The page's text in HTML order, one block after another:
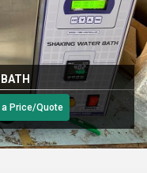
a Price/Quote